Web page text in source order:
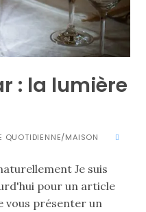
: la lumière
QUOTIDIENNE/MAISON
Je suis
pour un article
vous présenter un